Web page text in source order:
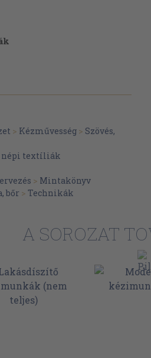
> Kézművesség > Szövés,
népi textíliák
> Mintakönyv
bőr > Technikák
A SOROZAT